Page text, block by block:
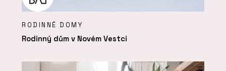
RODINNÉ DOMY
Rodinný dům v Novém Vestci